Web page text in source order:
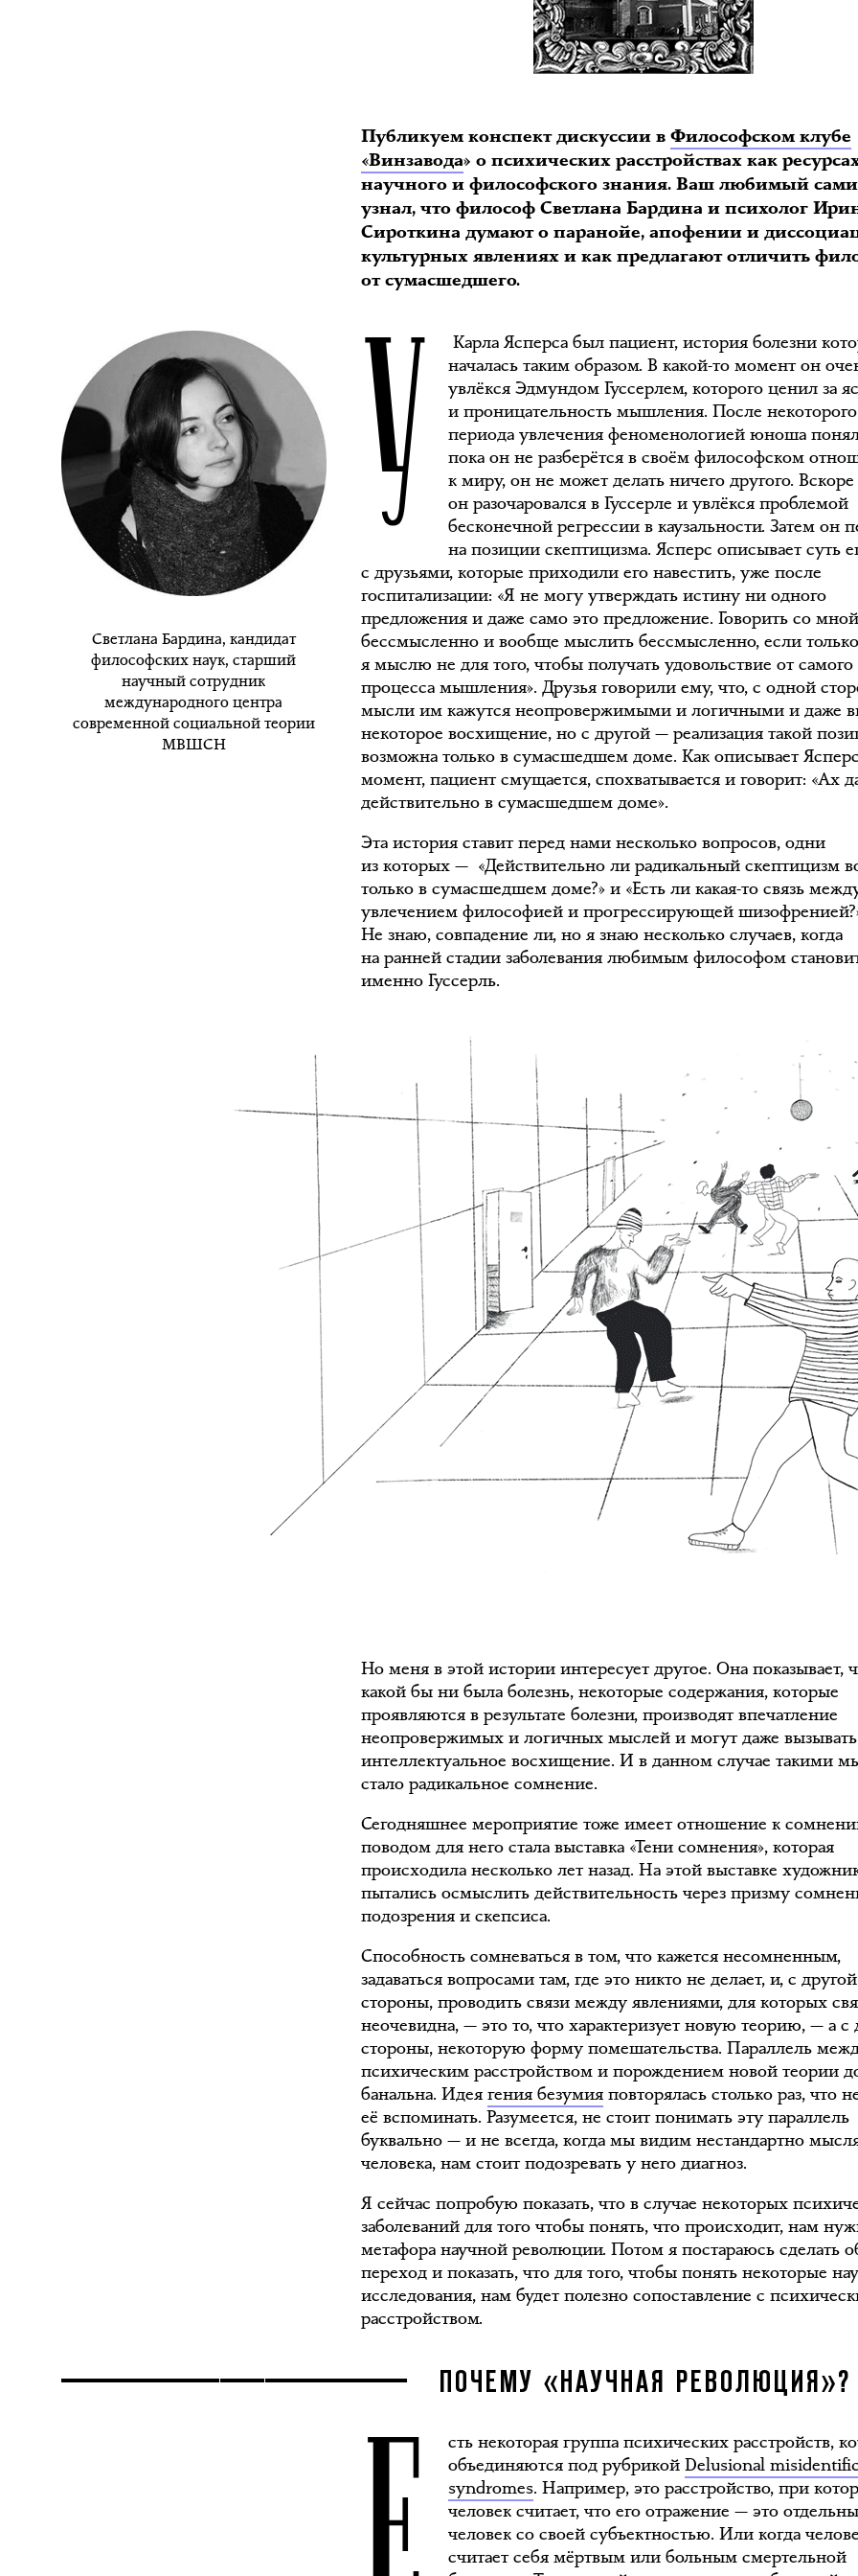
Публикуем конспект дискуссии вФилософском клубе
«Винзавода» о психических расстройствах как
научного и философского знания. Ваш любимый
узнал, что философ Светлана Бардина и психолог
Сироткина думают о паранойе, апофении и
культурных явлениях и как предлагают отличить
от сумасшедшего.
Светлана Бардина, кандидат
философских наук, старший
научный сотрудник
международного центра
современной социальной теории
МВШСН
У
Карла Ясперса был пациент, история болезни
началась таким образом. В какой-то момент он
увлёкся Эдмундом Гуссерлем, которого ценил за
и проницательность мышления. После некоторого
периода увлечения феноменологией юноша
пока он не разберётся в своём философском
к миру, он не может делать ничего другого. Вскоре
он разочаровался в Гуссерле и увлёкся проблемой
бесконечной регрессии в каузальности. Затем он
на позиции скептицизма. Ясперс описывает суть
с друзьями, которые приходили его навестить, уже после
госпитализации: «Я не могу утверждать истину ни одного
предложения и даже само это предложение. Говорить со
бессмысленно и вообще мыслить бессмысленно, если
я мыслю не для того, чтобы получать удовольствие от самого
процесса мышления». Друзья говорили ему, что, с одной
мысли им кажутся неопровержимыми и логичными и даже
некоторое восхищение, но с другой — реализация такой
возможна только в сумасшедшем доме. Как описывает
момент, пациент смущается, спохватывается и говорит: «Ах
действительно в сумасшедшем доме».
Эта история ставит перед нами несколько вопросов, одни
из которых — «Действительно ли радикальный скептицизм
только в сумасшедшем доме?» и «Есть ли какая-то связь
увлечением философией и прогрессирующей
Не знаю, совпадение ли, но я знаю несколько случаев, когда
на ранней стадии заболевания любимым философом
именно Гуссерль.
Но меня в этой истории интересует другое. Она показывает,
какой бы ни была болезнь, некоторые содержания, которые
проявляются в результате болезни, производят впечатление
неопровержимых и логичных мыслей и могут даже вызывать
интеллектуальное восхищение. И в данном случае такими
стало радикальное сомнение.
Сегодняшнее мероприятие тоже имеет отношение к
поводом для него стала выставка «Тени сомнения», которая
происходила несколько лет назад. На этой выставке
пытались осмыслить действительность через призму
подозрения и скепсиса.
Способность сомневаться в том, что кажется несомненным,
задаваться вопросами там, где это никто не делает, и, с другой
стороны, проводить связи между явлениями, для которых
неочевидна, — это то, что характеризует новую теорию, — а с
стороны, некоторую форму помешательства. Параллель
психическим расстройством и порождением новой теории
банальна. Идеягения безумия повторялась столько раз, что
её вспоминать. Разумеется, не стоит понимать эту параллель
буквально — и не всегда, когда мы видим нестандартно
человека, нам стоит подозревать у него диагноз.
Я сейчас попробую показать, что в случае некоторых
заболеваний для того чтобы понять, что происходит, нам
метафора научной революции. Потом я постараюсь сделать
переход и показать, что для того, чтобы понять некоторые
исследования, нам будет полезно сопоставление с
расстройством.
ПОЧЕМУ «НАУЧНАЯ РЕВОЛЮЦИЯ»?
сть некоторая группа психических расстройств,
объединяются под рубрикойDelusional
syndromes. Например, это расстройство, при
человек считает, что его отражение — это
человек со своей субъектностью. Или когда
считает себя мёртвым или больным смертельной